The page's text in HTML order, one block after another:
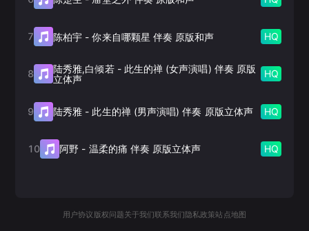
7 陈柏宇 -你来自哪颗星 伴奏 原版和声 HQ
8 陆秀雅,白倾若- 此生的禅 (女声演唱) 伴奏 原版
立体声
HQ
9 陆秀雅 - 此生的禅 (男声演唱) 伴奏 原版立体声 HQ
10 阿野 - 温柔的痛 伴奏 原版立体声 HQ
用户协议 版权问题关于我们联系我们 隐私政策站点地图